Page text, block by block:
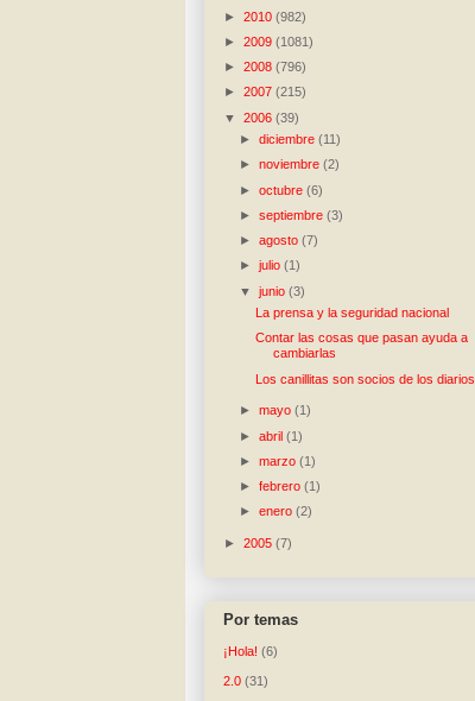
► 2010 (982)
► 2009 (1081)
► 2008 (796)
► 2007 (215)
▼ 2006 (39)
►diciembre(11)
►noviembre(2)
►octubre(6)
►septiembre(3)
►agosto(7)
►julio(1)
▼junio(3)
La prensa y la seguridad nacional
Contar las cosas que pasan ayuda a
cambiarlas
Los canillitas son socios de los diarios
►mayo(1)
►abril(1)
►marzo(1)
►febrero(1)
►enero(2)
► 2005 (7)
Por temas
¡Hola! (6)
2.0 (31)